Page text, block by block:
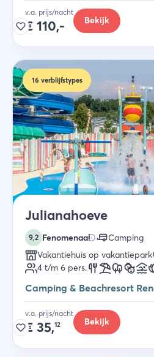
v.a. prijs/nacht
€ 110,- Bekijk
16 verblijfstypes
Julianahoeve
9,2 Fenomenaal
Camping
Vakantiehuis op vakantiepark
4 t/m 6 pers.
Camping & Beachresort
v.a. prijs/nacht
€ 35,12 Bekijk